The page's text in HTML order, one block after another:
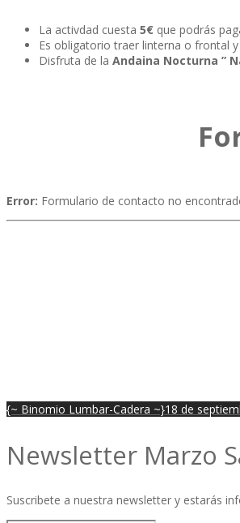
La activdad cuesta 5€ que podrás
Es obligatorio traer linterna o frontal
Disfruta de la Andaina Nocturna ”
Error: Formulario de contacto no
{~ Binomio Lumbar-Cadera ~}18 de
Newsletter Marzo
Suscribete a nuestra newsletter y estarás